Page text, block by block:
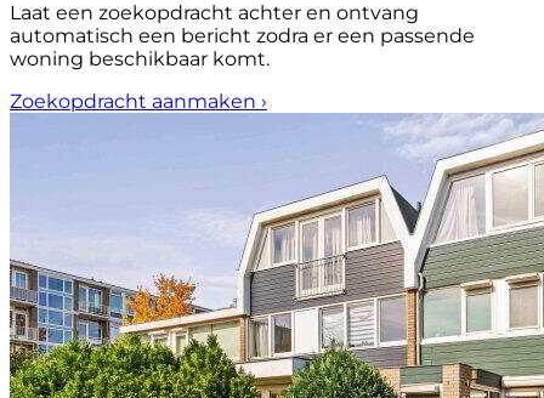
Laat een zoekopdracht achter en ontvang
automatisch een bericht zodra er een passende
woning beschikbaar komt.
Zoekopdracht aanmaken ›